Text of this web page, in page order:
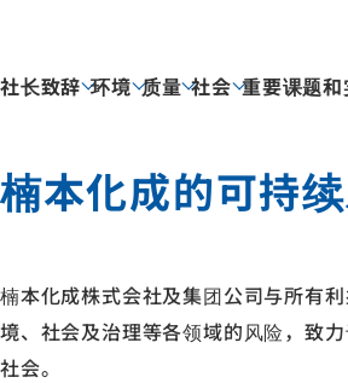
社长致辞 环境 质量 社会 重要课题
楠本化成的可持
楠本化成株式会社及集团公司与所有
境、社会及治理等各领域的风险，致
社会。